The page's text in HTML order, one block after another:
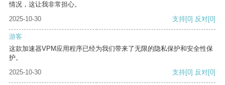
情况，这让我非常担心。
2025-10-30
支持[0] 反对[0]
游客
这款加速器VPM应用程序已经为我们带来了无限的隐私保护和安全性保
护。
2025-10-30
支持[0] 反对[0]